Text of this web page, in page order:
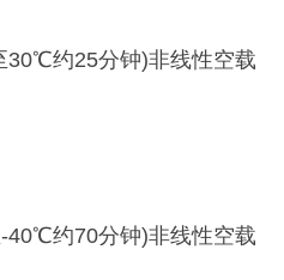
约25分钟)非线性空载
约70分钟)非线性空载